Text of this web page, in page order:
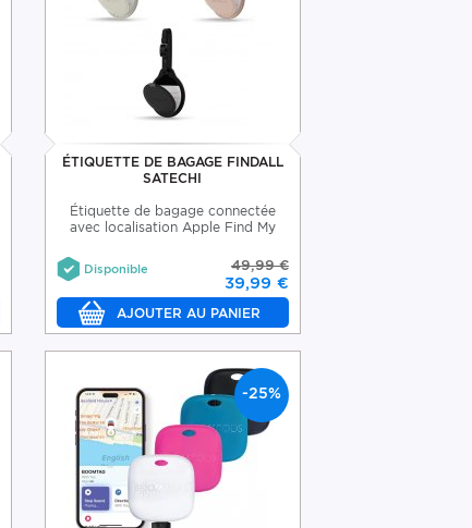
ÉTIQUETTE DE BAGAGE FINDALL
SATECHI
Étiquette de bagage connectée
avec localisation Apple Find My
49,99 €
39,99 €
Disponible
-25%